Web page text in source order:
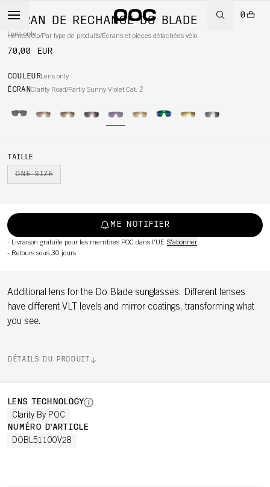
0
Home/Vélo/Par type de produits/Écrans et pièces détachées vélo
ÉCRAN DE RECHANGE DO BLADE
Lens only
70,00 EUR
COULEURLens only
ÉCRANClarity Road/Partly Sunny Violet Cat. 2
TAILLE
ONE SIZE
ME NOTIFIER
- Livraison gratuite pour les membres POC dans l'UE S'abonner
- Retours sous 30 jours
Additional lens for the Do Blade sunglasses. Different lenses
have different VLT levels and mirror coatings, transforming what
you see.
DÉTAILS DU PRODUIT
LENS TECHNOLOGY
Clarity By POC
NUMÉRO D'ARTICLE
DOBL51100V28